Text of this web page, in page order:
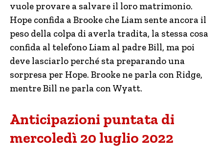
vuole provare a salvare il loro matrimonio.
Hope confida a Brooke che Liam sente ancora il
peso della colpa di averla tradita, la stessa cosa
confida al telefono Liam al padre Bill, ma poi
deve lasciarlo perché sta preparando una
sorpresa per Hope. Brooke ne parla con Ridge,
mentre Bill ne parla con Wyatt.
Anticipazioni puntata di
mercoledì 20 luglio 2022